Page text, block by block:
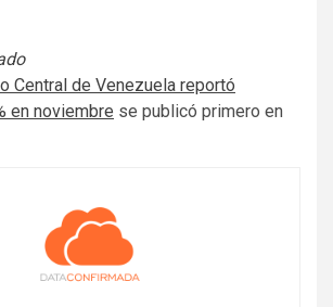
Central de Venezuela reportó
en noviembre se publicó primero en